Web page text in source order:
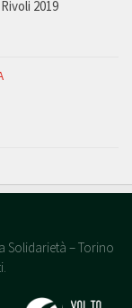
2019
Solidarietà – Torino